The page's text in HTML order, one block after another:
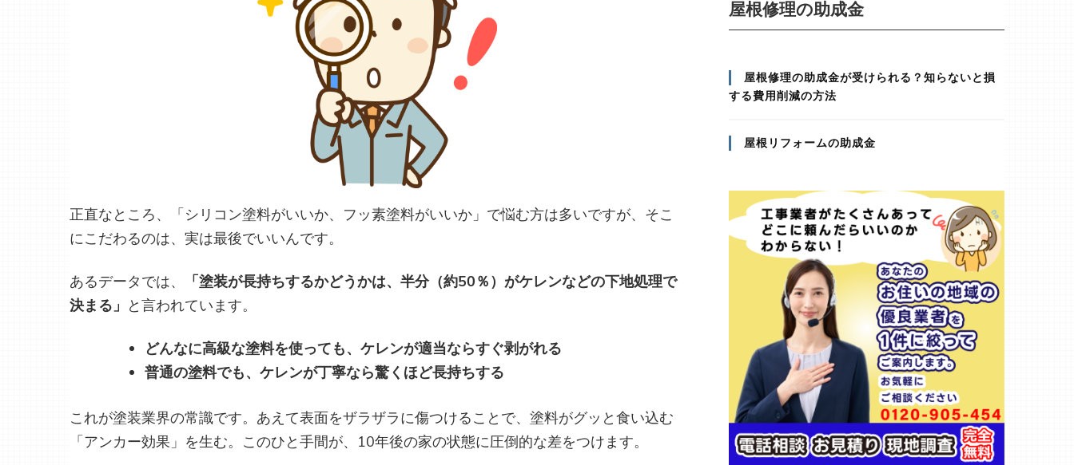
正直なところ、「シリコン塗料がいいか、フッ素塗料がいいか」で悩む方は多いですが、そこ
にこだわるのは、実は最後でいいんです。
あるデータでは、
「塗装が長持ちするかどうかは、半分（約50％）がケレンなどの下地処理で
決まる」 と言われています。
どんなに高級な塗料を使っても、ケレンが適当ならすぐ剥がれる
普通の塗料でも、ケレンが丁寧なら驚くほど長持ちする
これが塗装業界の常識です。あえて表面をザラザラに傷つけることで、塗料がグッと食い込む
「アンカー効果」を生む。このひと手間が、10年後の家の状態に圧倒的な差をつけます。
屋根修理の助成金
屋根修理の助成金が受けられる？知らないと損
する費用削減の方法
屋根リフォームの助成金